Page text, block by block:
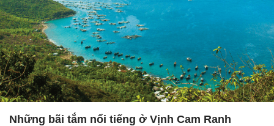
Những bãi tắm nổi tiếng ở Vịnh Cam Ranh